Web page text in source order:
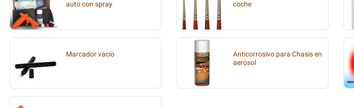
auto con spray
coche
Marcador vacío
Anticorrosivo para Chasis en
aerosol